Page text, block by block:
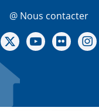
@ Nous contacter
Notre Facebook
Notre X - (twitter)
Notre